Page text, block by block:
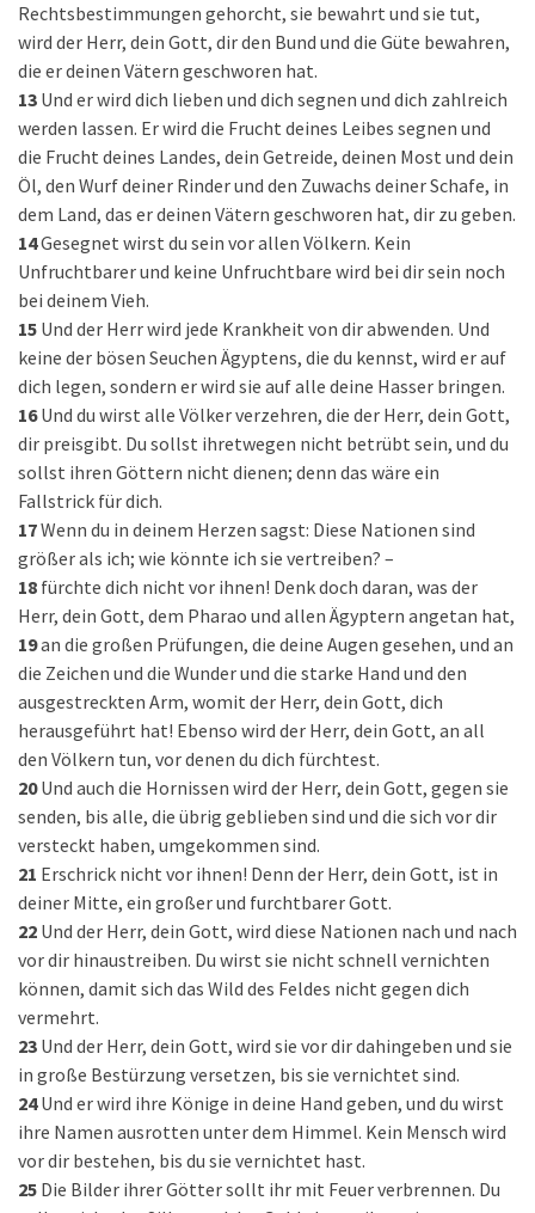
Rechtsbestimmungen gehorcht, sie bewahrt und sie tut,
wird der Herr, dein Gott, dir den Bund und die Güte bewahren,
die er deinen Vätern geschworen hat.
13 Und er wird dich lieben und dich segnen und dich zahlreich
werden lassen. Er wird die Frucht deines Leibes segnen und
die Frucht deines Landes, dein Getreide, deinen Most und dein
Öl, den Wurf deiner Rinder und den Zuwachs deiner Schafe, in
dem Land, das er deinen Vätern geschworen hat, dir zu geben.
14Gesegnet wirst du sein vor allen Völkern. Kein
Unfruchtbarer und keine Unfruchtbare wird bei dir sein noch
bei deinem Vieh.
15 Und der Herr wird jede Krankheit von dir abwenden. Und
keine der bösen Seuchen Ägyptens, die du kennst, wird er auf
dich legen, sondern er wird sie auf alle deine Hasser bringen.
16 Und du wirst alle Völker verzehren, die der Herr, dein Gott,
dir preisgibt. Du sollst ihretwegen nicht betrübt sein, und du
sollst ihren Göttern nicht dienen; denn das wäre ein
Fallstrick für dich.
17Wenn du in deinem Herzen sagst: Diese Nationen sind
größer als ich; wie könnte ich sie vertreiben? –
18 fürchte dich nicht vor ihnen! Denk doch daran, was der
Herr, dein Gott, dem Pharao und allen Ägyptern angetan hat,
19an die großen Prüfungen, die deine Augen gesehen, und an
die Zeichen und die Wunder und die starke Hand und den
ausgestreckten Arm, womit der Herr, dein Gott, dich
herausgeführt hat! Ebenso wird der Herr, dein Gott, an all
den Völkern tun, vor denen du dich fürchtest.
20 Und auch die Hornissen wird der Herr, dein Gott, gegen sie
senden, bis alle, die übrig geblieben sind und die sich vor dir
versteckt haben, umgekommen sind.
21 Erschrick nicht vor ihnen! Denn der Herr, dein Gott, ist in
deiner Mitte, ein großer und furchtbarer Gott.
22 Und der Herr, dein Gott, wird diese Nationen nach und nach
vor dir hinaustreiben. Du wirst sie nicht schnell vernichten
können, damit sich das Wild des Feldes nicht gegen dich
vermehrt.
23 Und der Herr, dein Gott, wird sie vor dir dahingeben und sie
in große Bestürzung versetzen, bis sie vernichtet sind.
24 Und er wird ihre Könige in deine Hand geben, und du wirst
ihre Namen ausrotten unter dem Himmel. Kein Mensch wird
vor dir bestehen, bis du sie vernichtet hast.
25 Die Bilder ihrer Götter sollt ihr mit Feuer verbrennen. Du